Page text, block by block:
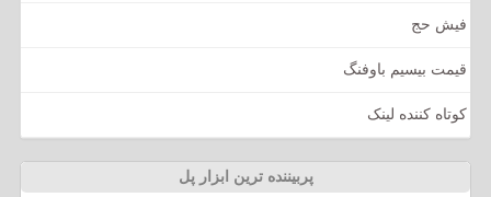
فیش حج
قیمت بیسیم باوفنگ
کوتاه کننده لینک
پربیننده ترین ابزار پل